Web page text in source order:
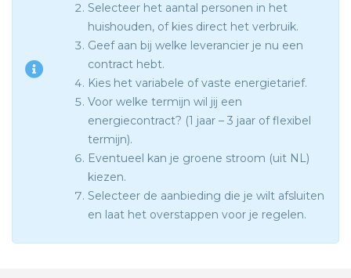
Selecteer het aantal personen in het
huishouden, of kies direct het verbruik.
Geef aan bij welke leverancier je nu een
contract hebt.
Kies het variabele of vaste energietarief.
Voor welke termijn wil jij een
energiecontract? (1 jaar – 3 jaar of flexibel
termijn).
Eventueel kan je groene stroom (uit NL)
kiezen.
Selecteer de aanbieding die je wilt afsluiten
en laat het overstappen voor je regelen.